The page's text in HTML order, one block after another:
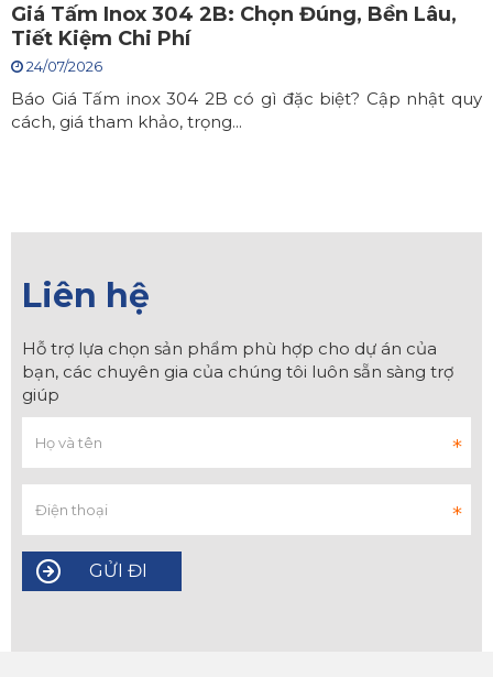
Giá Tấm Inox 304 2B: Chọn Đúng, Bền Lâu,
Tiết Kiệm Chi Phí
24/07/2026
Báo Giá Tấm inox 304 2B có gì đặc biệt? Cập nhật quy
cách, giá tham khảo, trọng...
Liên hệ
Hỗ trợ lựa chọn sản phẩm phù hợp cho dự án của
bạn, các chuyên gia của chúng tôi luôn sẵn sàng trợ
giúp